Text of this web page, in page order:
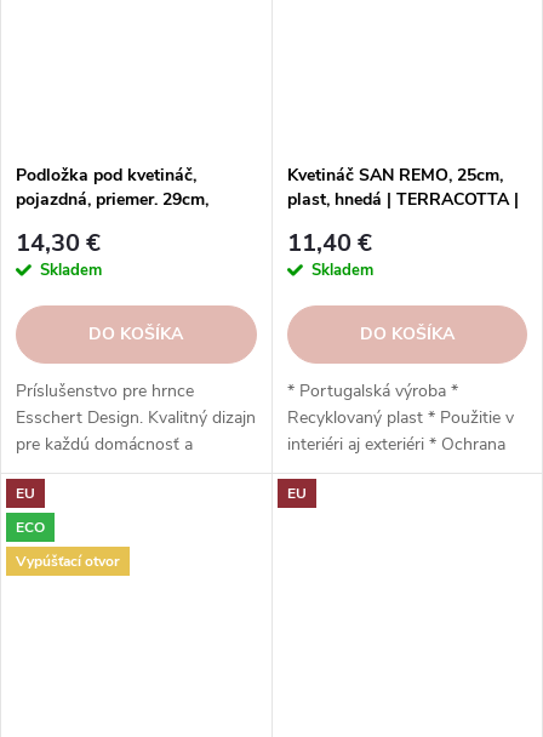
Podložka pod kvetináč,
pojazdná, priemer. 29cm,
Design
14,30 €
Skladem
DO KOŠÍKA
Príslušenstvo pre hrnce
Esschert Design. Kvalitný dizajn
pre každú domácnosť a
záhradu.
Kvetináč SAN REMO, 25cm,
plast, hnedá | TERRACOTTA |
11,40 €
Skladem
DO KOŠÍKA
* Portugalská výroba *
Recyklovaný plast * Použitie v
interiéri aj exteriéri * Ochrana
proti UV žiareniu * Odolný voči
mrazu * Jednoduchá inštalácia *
EU
ECO
Vypúšťací otvor
EU